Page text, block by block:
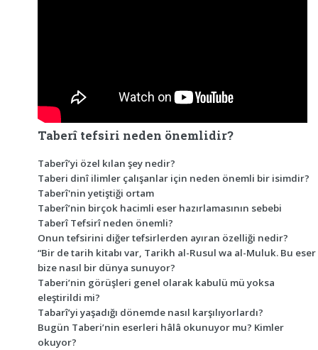
Taberî tefsiri neden önemlidir?
Taberî’yi özel kılan şey nedir?
Taberi dinî ilimler çalışanlar için neden önemli bir isimdir?
Taberî'nin yetiştiği ortam
Taberî’nin birçok hacimli eser hazırlamasının sebebi
Taberî Tefsirî neden önemli?
Onun tefsirini diğer tefsirlerden ayıran özelliği nedir?
“Bir de tarih kitabı var, Tarikh al-Rusul wa al-Muluk. Bu eser
bize nasıl bir dünya sunuyor?
Taberi’nin görüşleri genel olarak kabulü mü yoksa
eleştirildi mi?
Tabarî’yi yaşadığı dönemde nasıl karşılıyorlardı?
Bugün Taberi’nin eserleri hâlâ okunuyor mu? Kimler
okuyor?